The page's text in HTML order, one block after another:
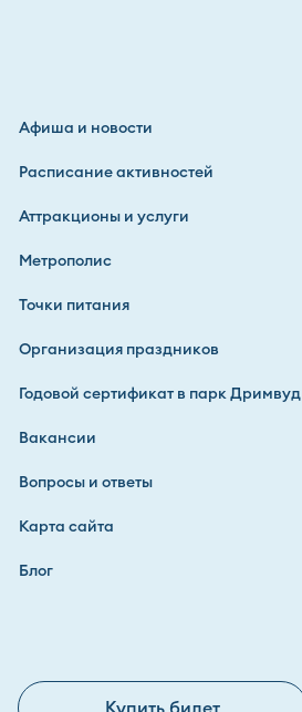
Афиша и новости
Расписание активностей
Аттракционы и услуги
Метрополис
Точки питания
Организация праздников
Годовой сертификат в парк Дримвуд
Вакансии
Вопросы и ответы
Карта сайта
Блог